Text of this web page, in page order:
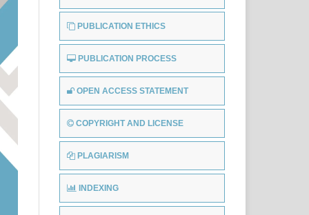
PUBLICATION ETHICS
PUBLICATION PROCESS
OPEN ACCESS STATEMENT
COPYRIGHT AND LICENSE
PLAGIARISM
INDEXING